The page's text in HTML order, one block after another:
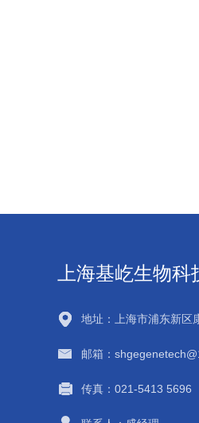
上海基屹生物科
地址：上海市浦东新区
邮箱：
传真：021-5413 5696